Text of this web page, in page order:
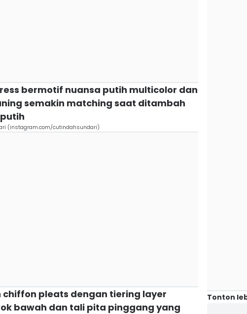
bermotif nuansa putih multicolor dan
semakin matching saat ditambah
(instagram.com/cutindahsundari)
chiffon pleats dengan tiering layer
bawah dan tali pita pinggang yang
Tonton